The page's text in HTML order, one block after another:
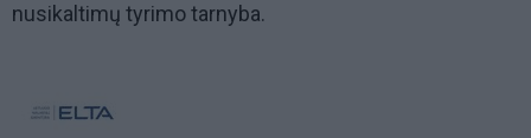
nusikaltimų tyrimo tarnyba.